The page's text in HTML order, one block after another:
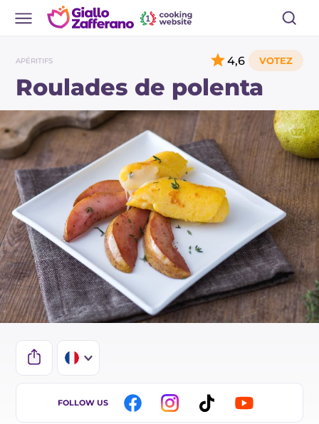
APÉRITIFS
Roulades de polenta
4,6
IT
FOLLOW US